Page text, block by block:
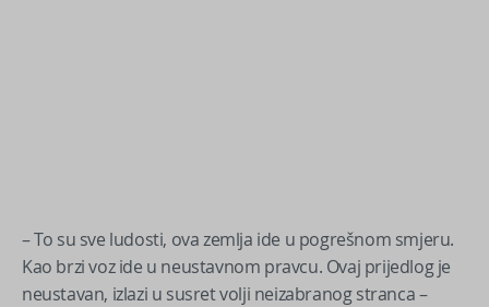
– To su sve ludosti, ova zemlja ide u pogrešnom smjeru.
Kao brzi voz ide u neustavnom pravcu. Ovaj prijedlog je
neustavan, izlazi u susret volji neizabranog stranca –